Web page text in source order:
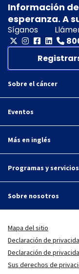
Información
esperanza. A
Síganos
Sobre el cáncer
Eventos
Más en inglés
Programas y servicios
Sobre nosotros
Mapa del sitio
Declaración de
Declaración de
Sus derechos de